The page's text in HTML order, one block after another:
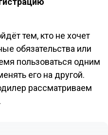
тем, кто не хочет
обязательства или
пользоваться одним
его на другой.
рассматриваем